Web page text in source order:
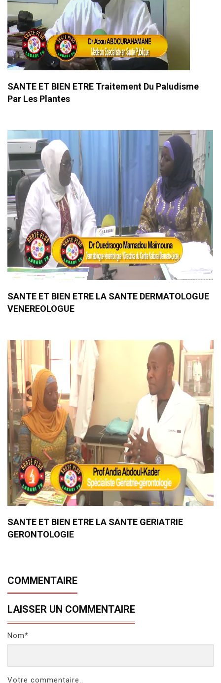
SANTE ET BIEN ETRE Traitement Du Paludisme
Par Les Plantes
SANTE ET BIEN ETRE LA SANTE DERMATOLOGUE
VENEREOLOGUE
SANTE ET BIEN ETRE LA SANTE GERIATRIE
GERONTOLOGIE
COMMENTAIRE
LAISSER UN COMMENTAIRE
Nom*
Votre commentaire..